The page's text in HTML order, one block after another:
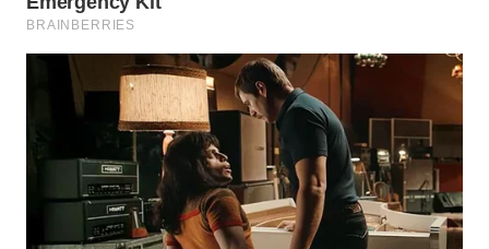
WN
NIAS
LANGKAT
TAPANULI